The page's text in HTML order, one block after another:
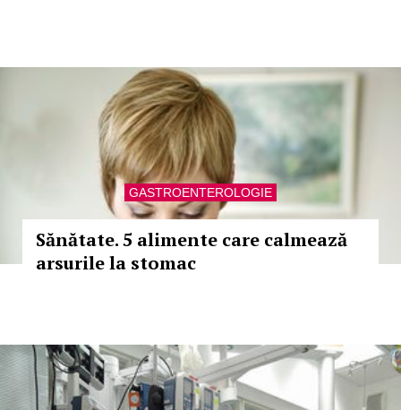
GASTROENTEROLOGIE
Sănătate. 5 alimente care calmează
arsurile la stomac